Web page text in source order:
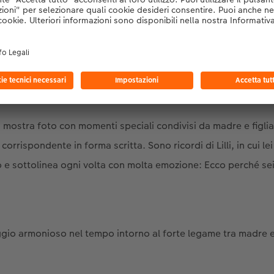
fotolibro creato da sua figlia, fa un viaggio nel tempo su
ha inventato un modello molto speciale per questo.
foto con momenti speciali condivisi da madre e
corrispondente in forma scritta. Sono ricordi di Lilli, in cui
e sottolinea ogni volta con molta emozione: Ecco perché
armonioso nel tempo intorno al forte legame tra madre